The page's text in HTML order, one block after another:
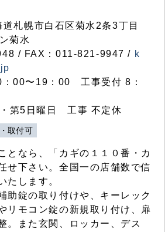
札幌市白石区菊水2条3丁目
菊水
/ FAX：011-821-9947 / k
：00〜19：00 工事受付 8：
第5日曜日 工事 不定休
取付可
となら、「カギの１１０番・カ
せ下さい。全国一の店舗数で信
たします。
助錠の取り付けや、キーレック
リモコン錠の新規取り付け、扉
。また玄関、ロッカー、デス